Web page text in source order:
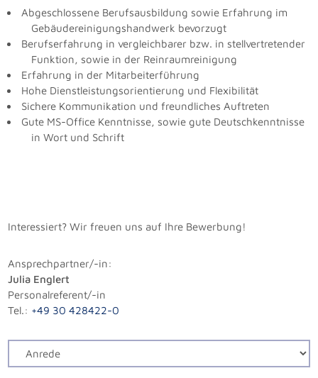
Abgeschlossene Berufsausbildung sowie Erfahrung im
Gebäudereinigungshandwerk bevorzugt
Berufserfahrung in vergleichbarer bzw. in stellvertretender
Funktion, sowie in der Reinraumreinigung
Erfahrung in der Mitarbeiterführung
Hohe Dienstleistungsorientierung und Flexibilität
Sichere Kommunikation und freundliches Auftreten
Gute MS-Office Kenntnisse, sowie gute Deutschkenntnisse
in Wort und Schrift
Interessiert? Wir freuen uns auf Ihre Bewerbung!
Ansprechpartner/-in:
Julia Englert
Personalreferent/-in
Tel.: +49 30 428422-0